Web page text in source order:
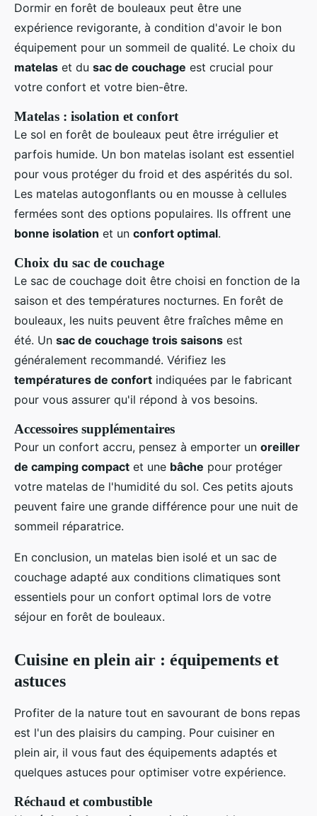
Dormir en forêt de bouleaux peut être une
expérience revigorante, à condition d'avoir le bon
équipement pour un sommeil de qualité. Le choix du
matelas et du sac de couchage est crucial pour
votre confort et votre bien-être.
Matelas : isolation et confort
Le sol en forêt de bouleaux peut être irrégulier et
parfois humide. Un bon matelas isolant est essentiel
pour vous protéger du froid et des aspérités du sol.
Les matelas autogonflants ou en mousse à cellules
fermées sont des options populaires. Ils offrent une
bonne isolation et un confort optimal.
Choix du sac de couchage
Le sac de couchage doit être choisi en fonction de la
saison et des températures nocturnes. En forêt de
bouleaux, les nuits peuvent être fraîches même en
été. Un sac de couchage trois saisons est
généralement recommandé. Vérifiez les
températures de confort indiquées par le fabricant
pour vous assurer qu'il répond à vos besoins.
Accessoires supplémentaires
Pour un confort accru, pensez à emporter un oreiller
de camping compact et une bâche pour protéger
votre matelas de l'humidité du sol. Ces petits ajouts
peuvent faire une grande différence pour une nuit de
sommeil réparatrice.
En conclusion, un matelas bien isolé et un sac de
couchage adapté aux conditions climatiques sont
essentiels pour un confort optimal lors de votre
séjour en forêt de bouleaux.
Cuisine en plein air : équipements et
astuces
Profiter de la nature tout en savourant de bons repas
est l'un des plaisirs du camping. Pour cuisiner en
plein air, il vous faut des équipements adaptés et
quelques astuces pour optimiser votre expérience.
Réchaud et combustible